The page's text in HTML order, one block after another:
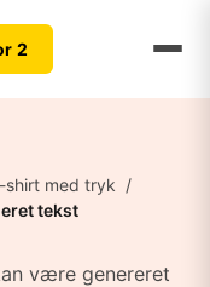
2
shirt med tryk /
tekst
være genereret